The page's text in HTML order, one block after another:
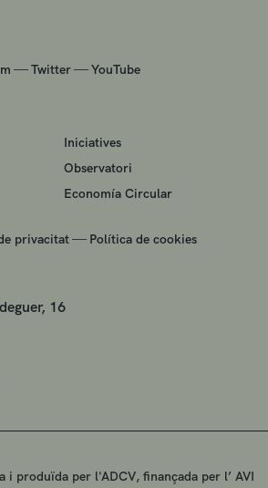
—Twitter—YouTube
Iniciatives
Observatori
Economía Circular
privacitat— Política de cookies
16
i produïda per l'ADCV, finançada per l’ AVI